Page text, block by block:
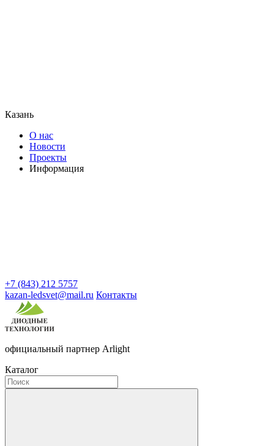
Казань
О нас
Новости
Проекты
Информация
+7 (843) 212 5757
kazan-ledsvet@mail.ru Контакты
официальный партнер Arlight
Каталог